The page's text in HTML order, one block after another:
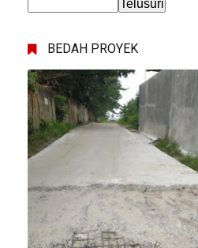
BEDAH PROYEK